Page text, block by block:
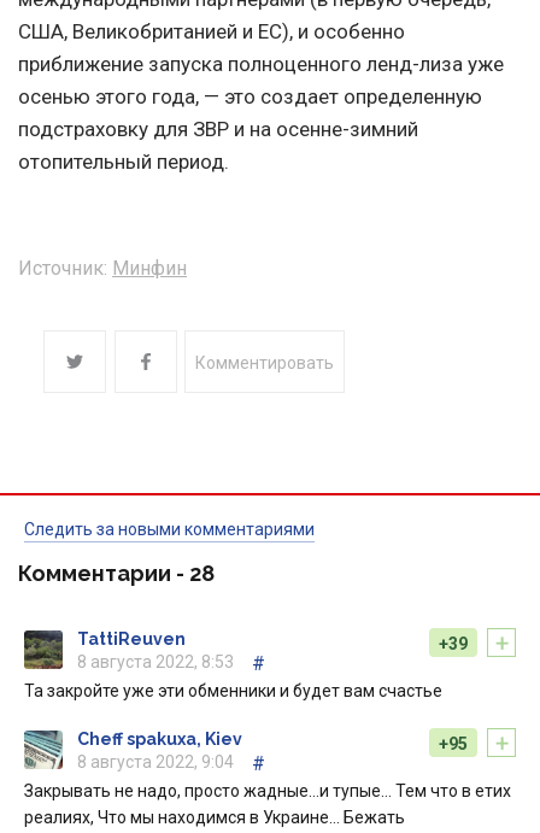
США, Великобританией и ЕС), и особенно
приближение запуска полноценного ленд-лиза уже
осенью этого года, — это создает определенную
подстраховку для ЗВР и на осенне-зимний
отопительный период.
Источник: Минфин
Комментировать
Следить за новыми комментариями
Комментарии - 28
+
+39
TattiReuven
8 августа 2022, 8:53
#
Та закройте уже эти обменники и будет вам счастье
+
+95
Cheff spakuxa, Kiev
8 августа 2022, 9:04
#
Закрывать не надо, просто жадные…и тупые… Тем что в етих
реалиях, Что мы находимся в Украине… Бежать